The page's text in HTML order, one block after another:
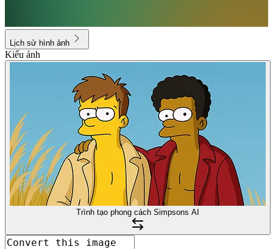
Lịch sử hình ảnh
Kiểu ảnh
Trình tạo phong cách Simpsons AI